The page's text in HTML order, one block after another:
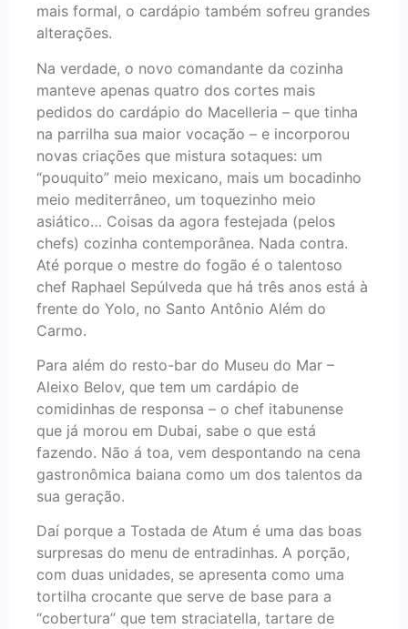
mais formal, o cardápio também sofreu grandes
alterações.
Na verdade, o novo comandante da cozinha
manteve apenas quatro dos cortes mais
pedidos do cardápio do Macelleria – que tinha
na parrilha sua maior vocação – e incorporou
novas criações que mistura sotaques: um
“pouquito” meio mexicano, mais um bocadinho
meio mediterrâneo, um toquezinho meio
asiático… Coisas da agora festejada (pelos
chefs) cozinha contemporânea. Nada contra.
Até porque o mestre do fogão é o talentoso
chef Raphael Sepúlveda que há três anos está à
frente do Yolo, no Santo Antônio Além do
Carmo.
Para além do resto-bar do Museu do Mar –
Aleixo Belov, que tem um cardápio de
comidinhas de responsa – o chef itabunense
que já morou em Dubai, sabe o que está
fazendo. Não á toa, vem despontando na cena
gastronômica baiana como um dos talentos da
sua geração.
Daí porque a Tostada de Atum é uma das boas
surpresas do menu de entradinhas. A porção,
com duas unidades, se apresenta como uma
tortilha crocante que serve de base para a
“cobertura” que tem straciatella, tartare de